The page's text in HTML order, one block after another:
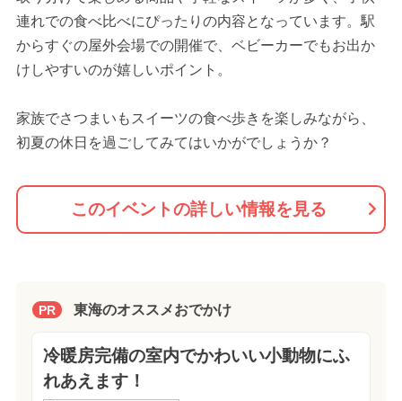
連れでの食べ比べにぴったりの内容となっています。駅
からすぐの屋外会場での開催で、ベビーカーでもお出か
けしやすいのが嬉しいポイント。
家族でさつまいもスイーツの食べ歩きを楽しみながら、
初夏の休日を過ごしてみてはいかがでしょうか？
このイベントの詳しい情報を見る
PR 東海のオススメおでかけ
冷暖房完備の室内でかわいい小動物にふ
れあえます！